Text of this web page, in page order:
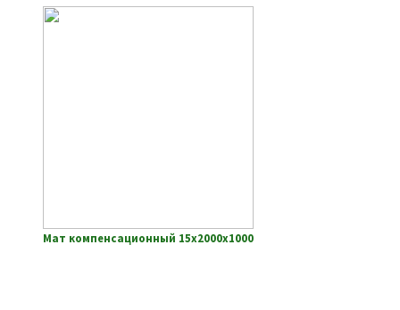
Мат компенсационный 15х2000х1000